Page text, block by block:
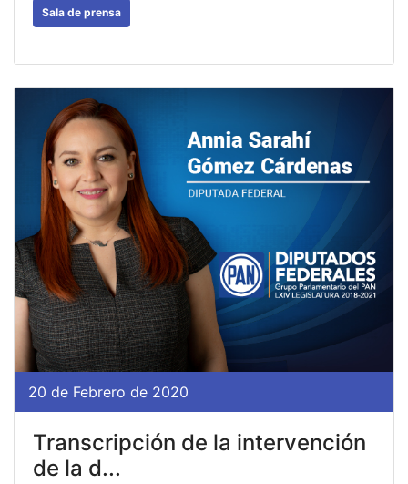
Sala de prensa
20 de Febrero de 2020
Transcripción de la intervención
de la d...